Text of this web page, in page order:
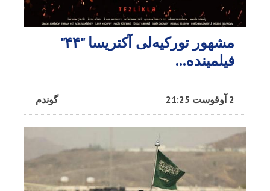
مشهور تورکیه‌لی آکتریسا "۴۴"
فیلمینده...
گوندم 2 آوقوست 21:25